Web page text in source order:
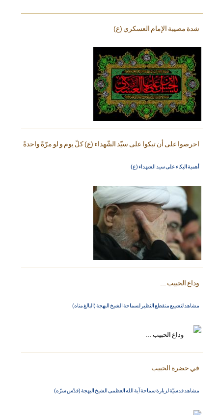
شدة مصيبة الإمام العسكري (ع)
احرصوا على أن تبكوا على سيّد الشّهداء (ع) كلّ يوم و لو مرّةً واحدةً
أهمية البكاء على سيد الشهداء (ع)
وداع الحبيب ...
مشاهد لتشييع منقطع النظير لسماحة الشيخ البهجة (البالغ مناه)
في حضرة الحبيب
مشاهد قدسيّة لزيارة سماحة آية الله العظمى الشيخ البهجة (قدّس سرّه)